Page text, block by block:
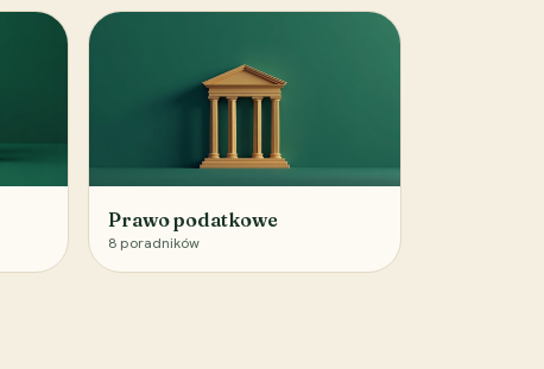
Prawo podatkowe
8 poradników